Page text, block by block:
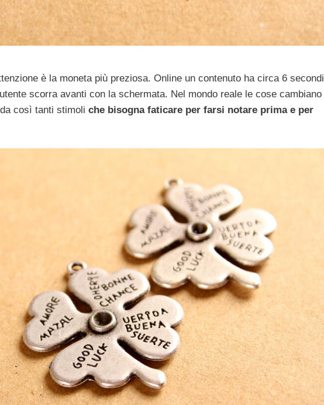
è la moneta più preziosa. Online un contenuto ha circa 6 secondi
scorra avanti con la schermata. Nel mondo reale le cose cambiano
così tanti stimoli che bisogna faticare per farsi notare prima e per